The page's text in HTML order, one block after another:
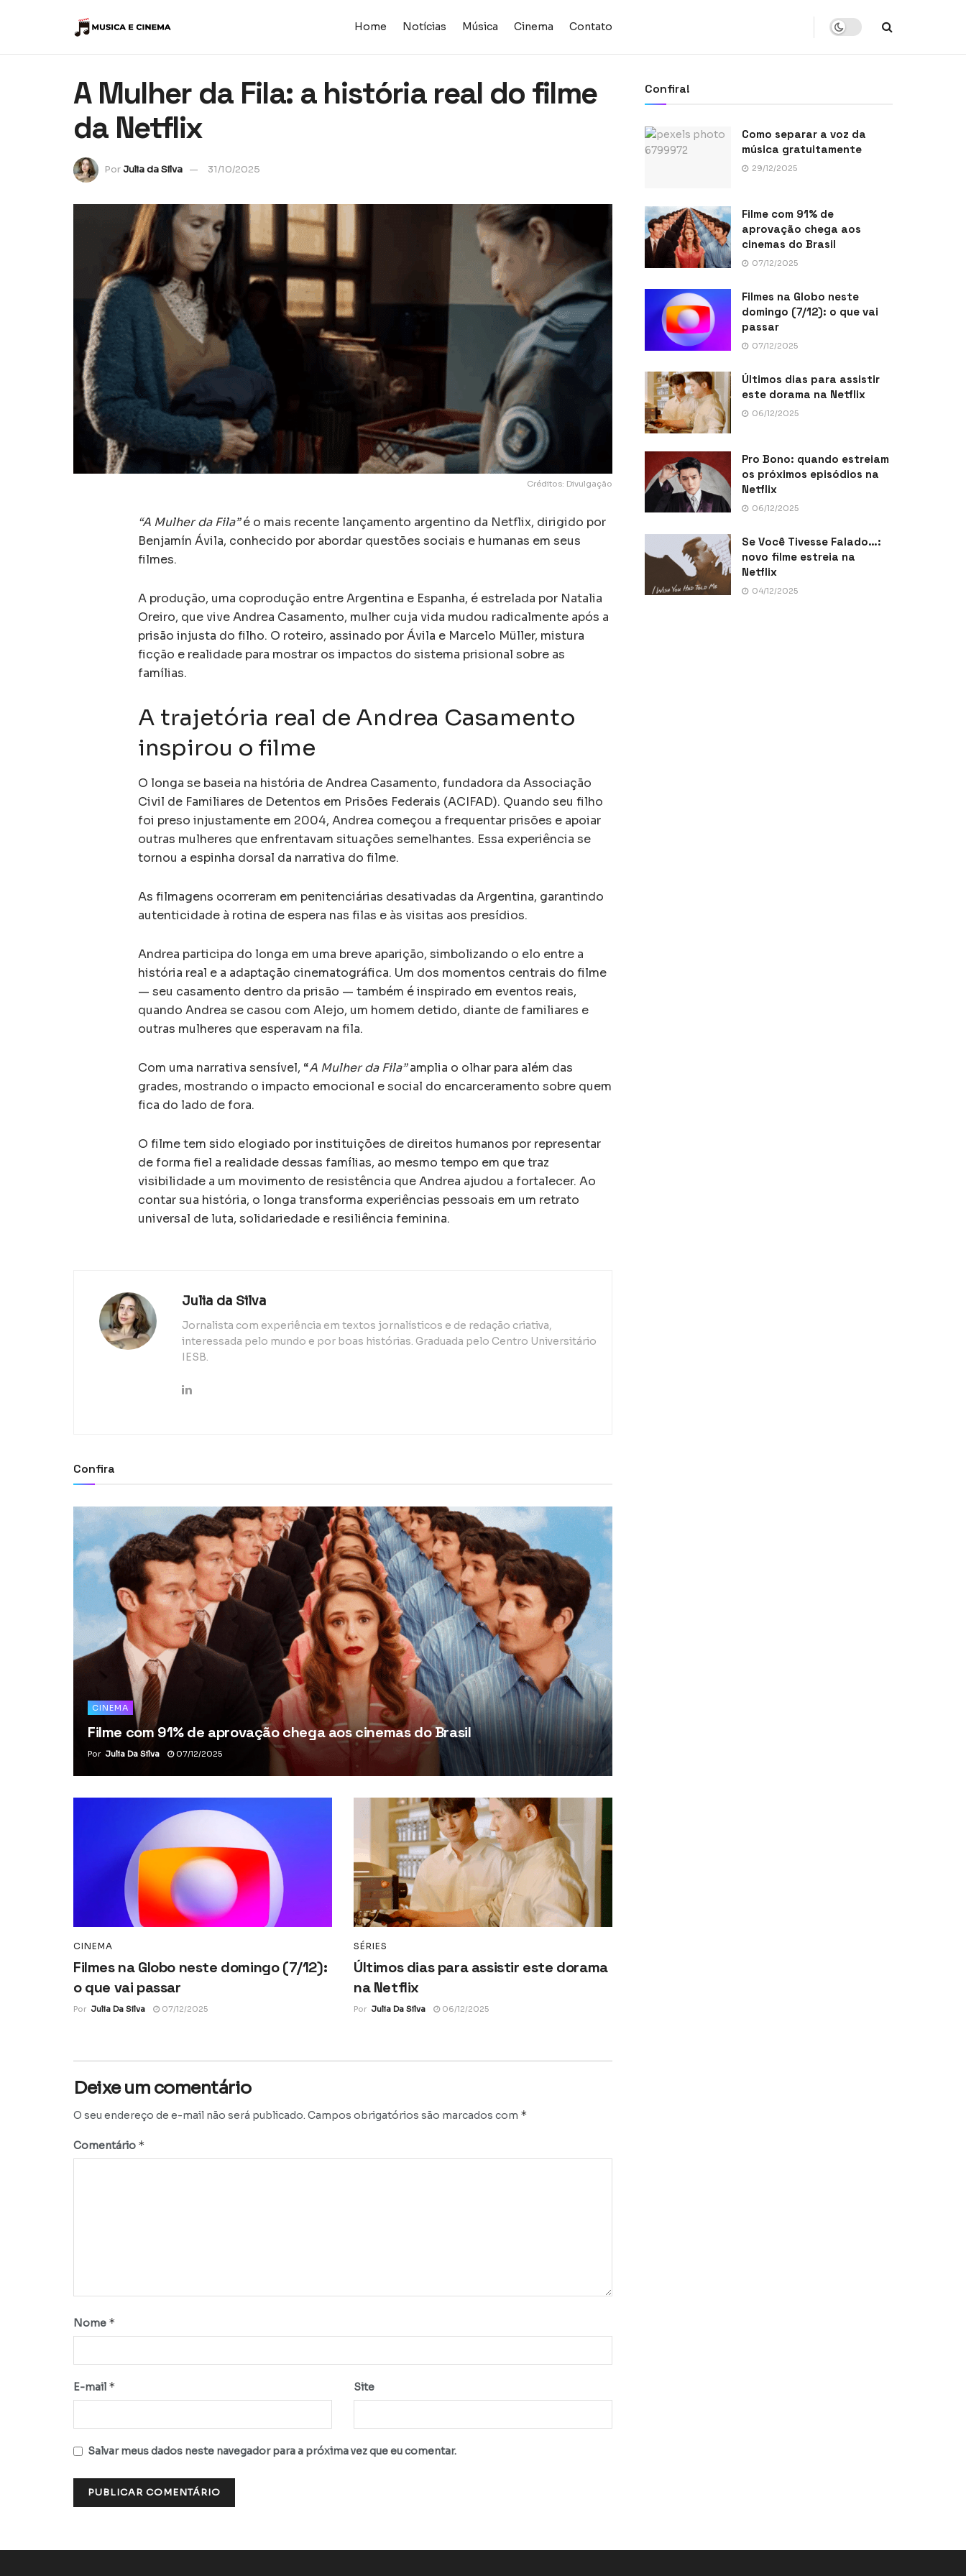
Home Notícias Música Cinema Contato
A Mulher da Fila: a história real do filme
da Netflix
PorJulia da Silva 31/10/2025
Créditos: Divulgação
“A Mulher da Fila”é o mais recente lançamento argentino da Netflix, dirigido por
Benjamín Ávila, conhecido por abordar questões sociais e humanas em seus
filmes.
A produção, uma coprodução entre Argentina e Espanha, é estrelada por Natalia
Oreiro, que vive Andrea Casamento, mulher cuja vida mudou radicalmente após a
prisão injusta do filho. O roteiro, assinado por Ávila e Marcelo Müller, mistura
ficção e realidade para mostrar os impactos do sistema prisional sobre as
famílias.
A trajetória real de Andrea Casamento
inspirou o filme
O longa se baseia na história de Andrea Casamento, fundadora da Associação
Civil de Familiares de Detentos em Prisões Federais (ACIFAD). Quando seu filho
foi preso injustamente em 2004, Andrea começou a frequentar prisões e apoiar
outras mulheres que enfrentavam situações semelhantes. Essa experiência se
tornou a espinha dorsal da narrativa do filme.
As filmagens ocorreram em penitenciárias desativadas da Argentina, garantindo
autenticidade à rotina de espera nas filas e às visitas aos presídios.
Andrea participa do longa em uma breve aparição, simbolizando o elo entre a
história real e a adaptação cinematográfica. Um dos momentos centrais do filme
— seu casamento dentro da prisão — também é inspirado em eventos reais,
quando Andrea se casou com Alejo, um homem detido, diante de familiares e
outras mulheres que esperavam na fila.
Com uma narrativa sensível, “A Mulher da Fila”amplia o olhar para além das
grades, mostrando o impacto emocional e social do encarceramento sobre quem
fica do lado de fora.
O filme tem sido elogiado por instituições de direitos humanos por representar
de forma fiel a realidade dessas famílias, ao mesmo tempo em que traz
visibilidade a um movimento de resistência que Andrea ajudou a fortalecer. Ao
contar sua história, o longa transforma experiências pessoais em um retrato
universal de luta, solidariedade e resiliência feminina.
Julia da Silva
Jornalista com experiência em textos jornalísticos e de redação criativa,
interessada pelo mundo e por boas histórias. Graduada pelo Centro Universitário
IESB.
Confira
CINEMA
Filme com 91% de aprovação chega aos cinemas do Brasil
Por Julia Da Silva 07/12/2025
CINEMA
Filmes na Globo neste domingo (7/12):
o que vai passar
Por Julia Da Silva 07/12/2025
SÉRIES
Últimos dias para assistir este dorama
na Netflix
Por Julia Da Silva 06/12/2025
Deixe um comentário
O seu endereço de e-mail não será publicado. Campos obrigatórios são marcados com *
Comentário *
Nome *
E-mail * Site
Salvar meus dados neste navegador para a próxima vez que eu comentar.
Confira!
Como separar a voz da
música gratuitamente
29/12/2025
Filme com 91% de
aprovação chega aos
cinemas do Brasil
07/12/2025
Filmes na Globo neste
domingo (7/12): o que vai
passar
07/12/2025
Últimos dias para assistir
este dorama na Netflix
06/12/2025
Pro Bono: quando estreiam
os próximos episódios na
Netflix
06/12/2025
Se Você Tivesse Falado…:
novo filme estreia na
Netflix
04/12/2025